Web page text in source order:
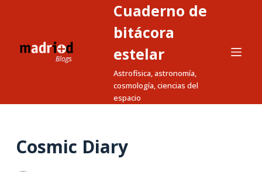
a
o
Cuaderno de
bitácora
estelar
Astrofísica, astronomía,
cosmología, ciencias del
espacio
Cosmic Diary